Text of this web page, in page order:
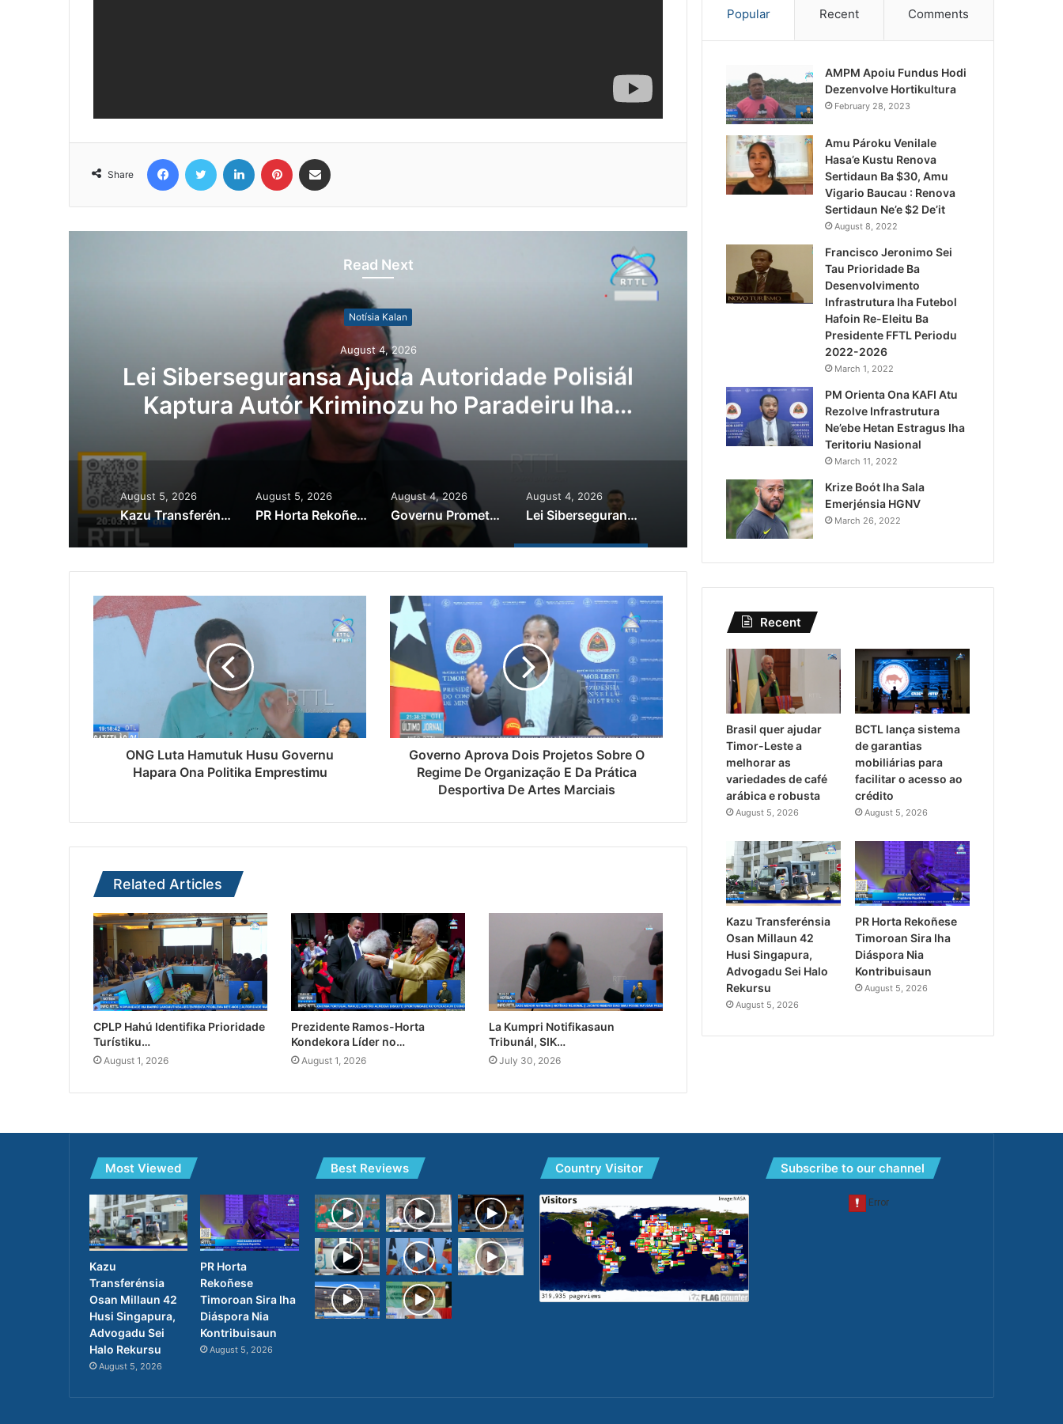
Share
Read Next
Notísia Kalan
August 4, 2026
Lei Siberseguransa Ajuda Autoridade Polisiál
Kaptura Autór Kriminozu ho Paradeiru Iha
Estranjeiru
Kazu Transferénsia
Singapura, Advogadu
August 5, 2026
Kazu Transferénsia Osan Millaun 42 Husi Singapura, Advogadu Sei Halo Rekursu
August 5, 2026
PR Horta Rekoñese Timoroan Sira Iha Diáspora Nia Kontribuisaun
August 4, 2026
Governu Promete Tau Prioridade ba Setór Minerais no Setór Produtivu
August 4, 2026
Lei Siberseguransa Ajuda Autoridade Polisiál Kaptura Autór Kriminozu ho Paradeiru Iha Estranjeiru
ONG Luta Hamutuk Husu Governu
Hapara Ona Politika Emprestimu
Governo Aprova Dois Projetos Sobre O
Regime De Organização E Da Prática
Desportiva De Artes Marciais
Related Articles
CPLP Hahú Identifika Prioridade
Turístiku…
August 1, 2026
Prezidente Ramos-Horta
Kondekora Líder no…
August 1, 2026
La Kumpri Notifikasaun
Tribunál, SIK…
July 30, 2026
Popular Recent Comments
AMPM Apoiu Fundus Hodi
Dezenvolve Hortikultura
February 28, 2023
Amu Pároku Venilale
Hasa’e Kustu Renova
Sertidaun Ba $30, Amu
Vigario Baucau : Renova
Sertidaun Ne’e $2 De’it
August 8, 2022
Francisco Jeronimo Sei
Tau Prioridade Ba
Desenvolvimento
Infrastrutura Iha Futebol
Hafoin Re-Eleitu Ba
Presidente FFTL Periodu
2022-2026
March 1, 2022
PM Orienta Ona KAFI Atu
Rezolve Infrastrutura
Ne’ebe Hetan Estragus Iha
Teritoriu Nasional
March 11, 2022
Krize Boót Iha Sala
Emerjénsia HGNV
March 26, 2022
Recent
Brasil quer ajudar
Timor-Leste a
melhorar as
variedades de café
arábica e robusta
August 5, 2026
BCTL lança sistema
de garantias
mobiliárias para
facilitar o acesso ao
crédito
August 5, 2026
Kazu Transferénsia
Osan Millaun 42
Husi Singapura,
Advogadu Sei Halo
Rekursu
August 5, 2026
PR Horta Rekoñese
Timoroan Sira Iha
Diáspora Nia
Kontribuisaun
August 5, 2026
Most Viewed
Kazu
Transferénsia
Osan Millaun 42
Husi Singapura,
Advogadu Sei
Halo Rekursu
August 5, 2026
PR Horta
Rekoñese
Timoroan Sira Iha
Diáspora Nia
Kontribuisaun
August 5, 2026
Best Reviews Country Visitor Subscribe to our channel